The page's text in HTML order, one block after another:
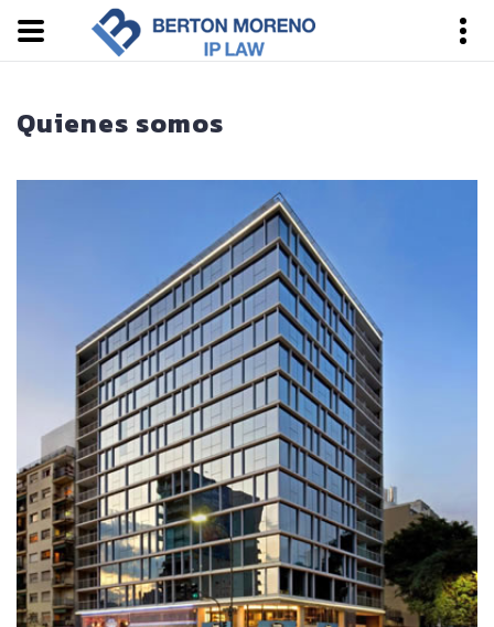
Quienes somos